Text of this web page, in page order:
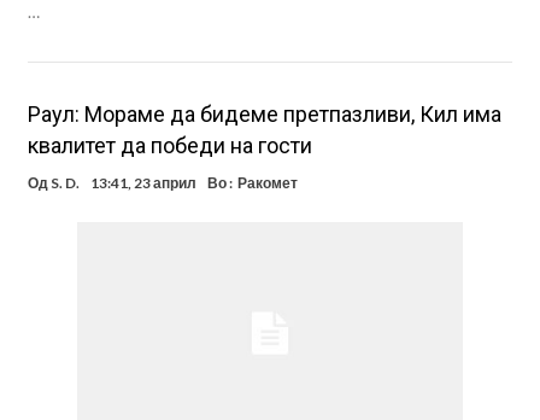
…
Раул: Мораме да бидеме претпазливи, Кил има
квалитет да победи на гости
Од S. D. 13:41, 23 април Во : Ракомет